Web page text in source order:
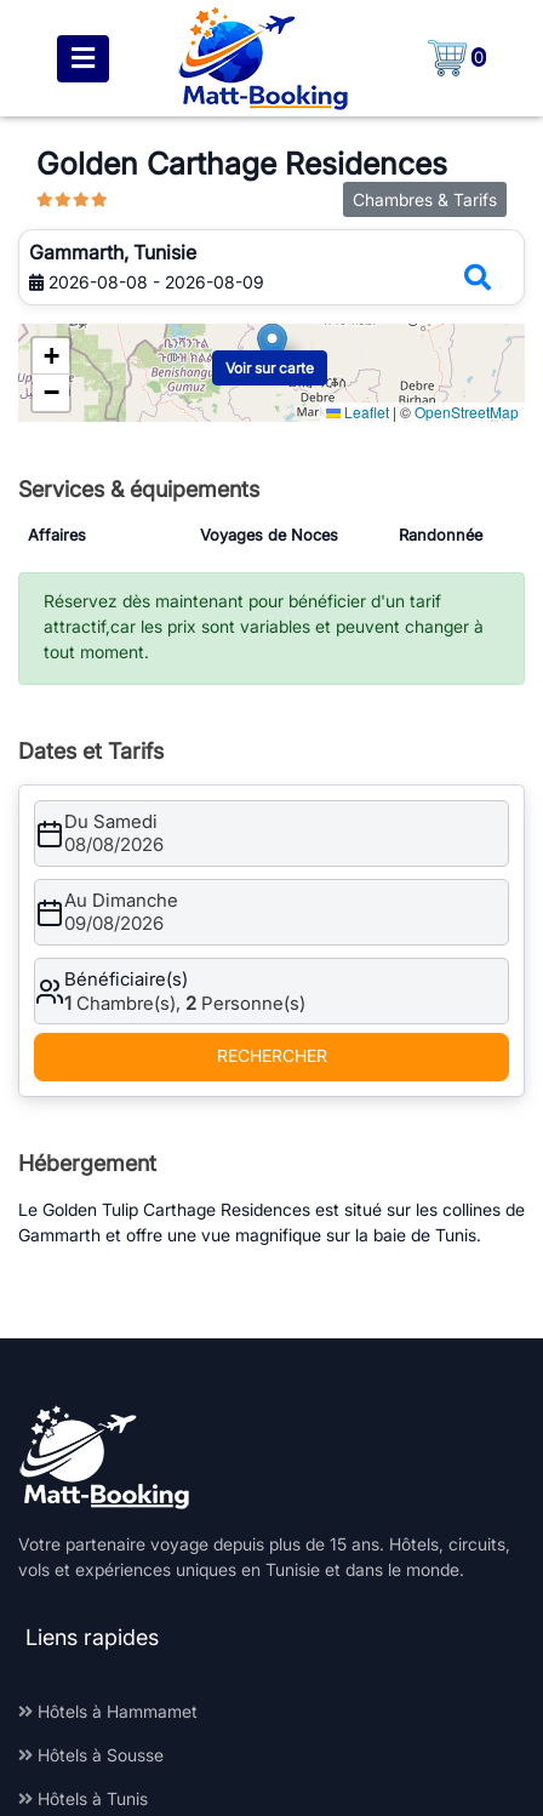
0
Golden Carthage Residences
Chambres & Tarifs
Gammarth, Tunisie
2026-08-08 - 2026-08-09
+
−
Leaflet | ©OpenStreetMap
Voir sur carte
Services & équipements
Affaires Voyages de Noces Randonnée
Réservez dès maintenant pour bénéficier d'un tarif
attractif,car les prix sont variables et peuvent changer à
tout moment.
Dates et Tarifs
Du Samedi
08/08/2026
Au Dimanche
09/08/2026
Bénéficiaire(s)
1 Chambre(s), 2 Personne(s)
RECHERCHER
Hébergement
Le Golden Tulip Carthage Residences est situé sur les collines de
Gammarth et offre une vue magnifique sur la baie de Tunis.
Votre partenaire voyage depuis plus de 15 ans. Hôtels, circuits,
vols et expériences uniques en Tunisie et dans le monde.
Liens rapides
Hôtels à Hammamet
Hôtels à Sousse
Hôtels à Tunis